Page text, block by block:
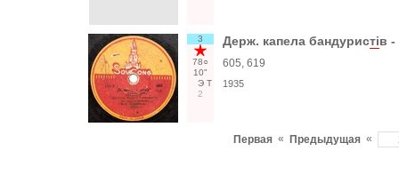
3
78○
10"
Э Т
2
Держ. капела бандуристiв -
605, 619
1935
Первая « Предыдущая «